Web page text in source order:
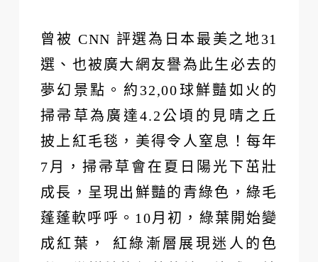
曾被 CNN 評選為日本最美之地31
選、也被廣大網友譽為此生必去的
夢幻景點。約32,00球鮮豔如火的
掃帚草為廣達4.2公頃的見晴之丘
披上紅毛毯，美得令人窒息！每年
7月，掃帚草會在夏日陽光下茁壯
成長，呈現出鮮豔的青綠色，綠毛
蓬蓬軟呼呼。10月初，綠葉開始變
成紅葉， 紅綠漸層展現迷人的色